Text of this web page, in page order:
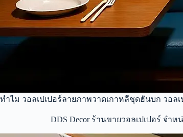
ทำไม วอลเปเปอร์ลายภาพวาดเกาหลีชุดฮันบก วอลเ
DDS Decor ร้านขายวอลเปเปอร์ จ